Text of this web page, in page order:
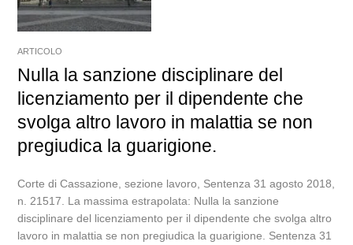
ARTICOLO
Nulla la sanzione disciplinare del
licenziamento per il dipendente che
svolga altro lavoro in malattia se non
pregiudica la guarigione.
Corte di Cassazione, sezione lavoro, Sentenza 31 agosto 2018,
n. 21517. La massima estrapolata: Nulla la sanzione
disciplinare del licenziamento per il dipendente che svolga altro
lavoro in malattia se non pregiudica la guarigione. Sentenza 31